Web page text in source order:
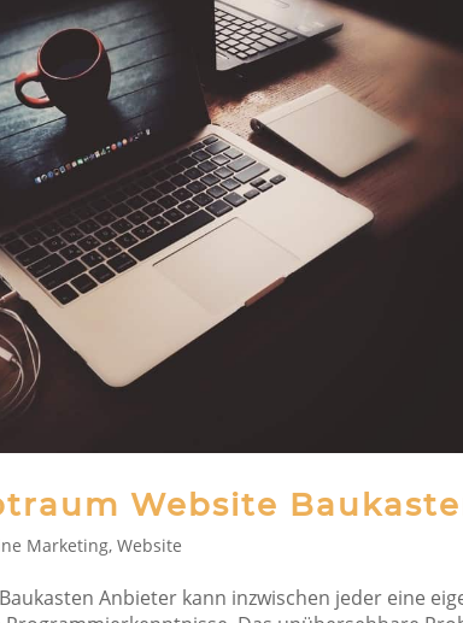
Website
Marketing, Website
Anbieter kann inzwischen jeder eine